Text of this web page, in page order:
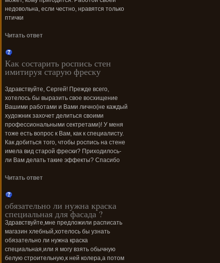
недовольна, если честно, нравятся только
птички
Читать ответ
Как состарить роспись стен
имитируя старую фреску
Здравствуйте, Сергей! Прежде всего,
хотелось бы выразить свое восхищение
Вашими работами и Вами лично(не каждый
художник захочет делиться своими
профессиональными сектретами)! У меня
тоже есть вопрос к Вам, как к специалисту.
Как добиться того, чтобы роспись на стене
имела вид старой фрески? Приходилось-
ли Вам делать такие эффекты? Спасибо
Читать ответ
обязательно ли нужна краска
специальная для фасада ?
Здравствуйте,мне предложили расписать
магазин хлебный,хотелось бы узнать
обязательно ли нужна краска
специальная,или я могу взять обычную
белую строительную,к ней колера,а потом